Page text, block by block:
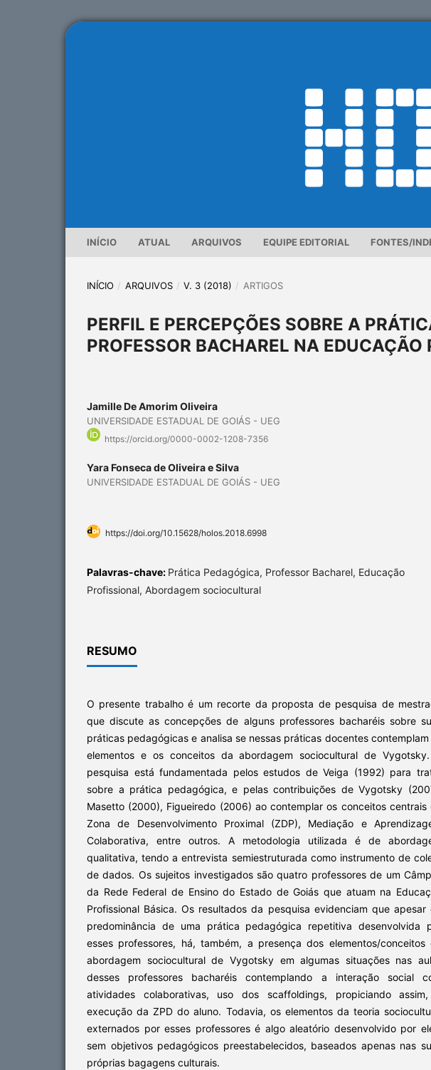
INÍCIO ATUAL ARQUIVOS EQUIPE EDITORIAL FONTES/
INÍCIO / ARQUIVOS / V. 3 (2018) / ARTIGOS
PERFIL E PERCEPÇÕES SOBRE A
PROFESSOR BACHAREL NA EDUCAÇÃO
Jamille De Amorim Oliveira
UNIVERSIDADE ESTADUAL DE GOIÁS - UEG
https://orcid.org/0000-0002-1208-7356
Yara Fonseca de Oliveira e Silva
UNIVERSIDADE ESTADUAL DE GOIÁS - UEG
https://doi.org/10.15628/holos.2018.6998
Palavras-chave: Prática Pedagógica, Professor Bacharel, Educação
Profissional, Abordagem sociocultural
RESUMO
O presente trabalho é um recorte da proposta de pesquisa de
que discute as concepções de alguns professores bacharéis sobre
práticas pedagógicas e analisa se nessas práticas docentes contemplam
elementos e os conceitos da abordagem sociocultural de
pesquisa está fundamentada pelos estudos de Veiga (1992) para
sobre a prática pedagógica, e pelas contribuições de Vygotsky
Masetto (2000), Figueiredo (2006) ao contemplar os conceitos centrais
Zona de Desenvolvimento Proximal (ZDP), Mediação e
Colaborativa, entre outros. A metodologia utilizada é de
qualitativa, tendo a entrevista semiestruturada como instrumento de
de dados. Os sujeitos investigados são quatro professores de um
da Rede Federal de Ensino do Estado de Goiás que atuam na
Profissional Básica. Os resultados da pesquisa evidenciam que apesar
predominância de uma prática pedagógica repetitiva desenvolvida
esses professores, há, também, a presença dos elementos/conceitos
abordagem sociocultural de Vygotsky em algumas situações nas
desses professores bacharéis contemplando a interação social
atividades colaborativas, uso dos scaffoldings, propiciando
execução da ZPD do aluno. Todavia, os elementos da teoria
externados por esses professores é algo aleatório desenvolvido por
sem objetivos pedagógicos preestabelecidos, baseados apenas nas
próprias bagagens culturais.